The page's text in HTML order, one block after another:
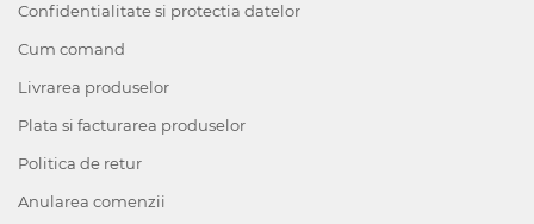
Confidentialitate si protectia datelor
Cum comand
Livrarea produselor
Plata si facturarea produselor
Politica de retur
Anularea comenzii